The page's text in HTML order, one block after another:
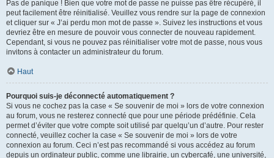
Pas de panique ! Bien que votre mot de passe ne puisse pas être récupéré, il
peut facilement être réinitialisé. Veuillez vous rendre sur la page de connexion
et cliquer sur « J’ai perdu mon mot de passe ». Suivez les instructions et vous
devriez être en mesure de pouvoir vous connecter de nouveau rapidement.
Cependant, si vous ne pouvez pas réinitialiser votre mot de passe, nous vous
invitons à contacter un administrateur du forum.
Haut
Pourquoi suis-je déconnecté automatiquement ?
Si vous ne cochez pas la case « Se souvenir de moi » lors de votre connexion
au forum, vous ne resterez connecté que pour une période prédéfinie. Cela
permet d’éviter que votre compte soit utilisé par quelqu’un d’autre. Pour rester
connecté, veuillez cocher la case « Se souvenir de moi » lors de votre
connexion au forum. Ceci n’est pas recommandé si vous accédez au forum
depuis un ordinateur public, comme une librairie, un cybercafé, une université,